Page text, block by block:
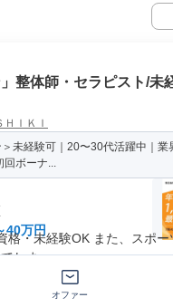
」整体師・セラピスト/未
ＩＫＩ
未経験可｜20〜30代活躍中｜業
回ボーナ...
40万円
・未経験OK また、スポー
しまっ...
オファー